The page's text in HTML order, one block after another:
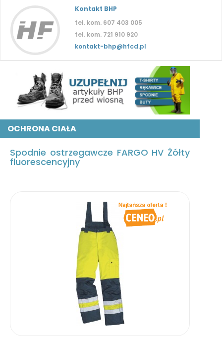
Kontakt BHP
tel. kom. 607 403 005
tel. kom. 721 910 920
kontakt-bhp@hfcd.pl
OCHRONA CIAŁA
Spodnie ostrzegawcze FARGO HV Żółty
fluorescencyjny